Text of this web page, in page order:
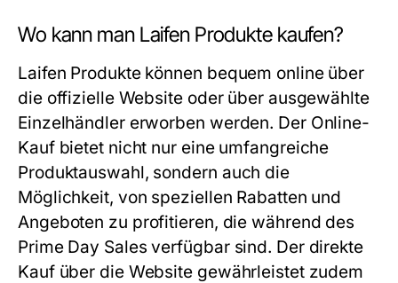
Wo kann man Laifen Produkte kaufen?
Laifen Produkte können bequem online über
die offizielle Website oder über ausgewählte
Einzelhändler erworben werden. Der Online-
Kauf bietet nicht nur eine umfangreiche
Produktauswahl, sondern auch die
Möglichkeit, von speziellen Rabatten und
Angeboten zu profitieren, die während des
Prime Day Sales verfügbar sind. Der direkte
Kauf über die Website gewährleistet zudem